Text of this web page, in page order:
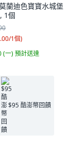
蘭迪色寶寶水城堡
1個
1個)
(一)預計送達
$95 酷澎幣回饋